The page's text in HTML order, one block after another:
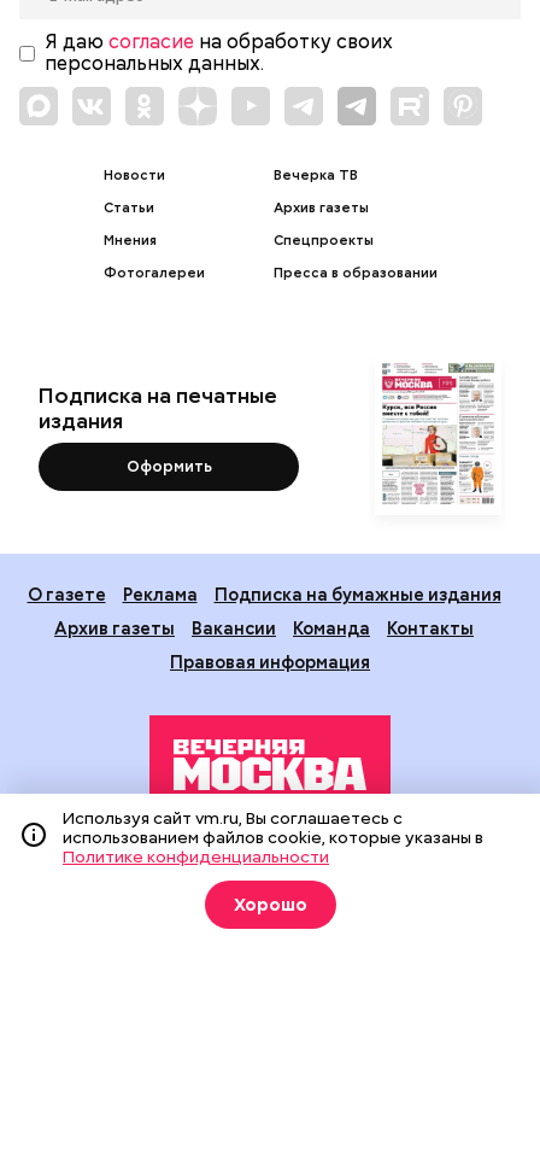
Я даю согласие на обработку своих
персональных данных.
Новости
Статьи
Мнения
Фотогалереи
Вечерка ТВ
Архив газеты
Спецпроекты
Пресса в образовании
Подписка на печатные
издания
Оформить
О газете Реклама
Подписка на бумажные издания
Архив газеты
Вакансии Команда
Контакты
Правовая информация
Издание создано при финансовой поддержке Департамента
средств массовой информации и рекламы города Москвы.
На сайте применяются рекомендательные технологии
(информационные технологии предоставления информации
на основе сбора, систематизации и анализа сведений,
Используя сайт vm.ru, Вы соглашаетесь с
использованием файлов cookie, которые указаны в
Политике конфиденциальности
Хорошо